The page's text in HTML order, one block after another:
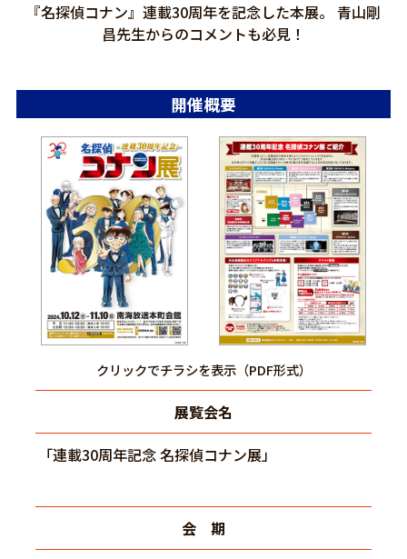
『名探偵コナン』連載30周年を記念した本展。 青山剛
昌先生からのコメントも必見！
開催概要
クリックでチラシを表示（PDF形式）
展覧会名
「連載30周年記念 名探偵コナン展」
会 期